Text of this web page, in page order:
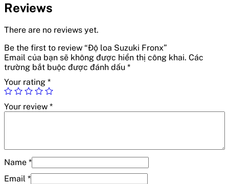
Reviews
There are no reviews yet.
Be the first to review “Độ loa Suzuki Fronx”
Email của bạn sẽ không được hiển thị công khai. Các
trường bắt buộc được đánh dấu *
Your rating *
Your review *
Name *
Email *